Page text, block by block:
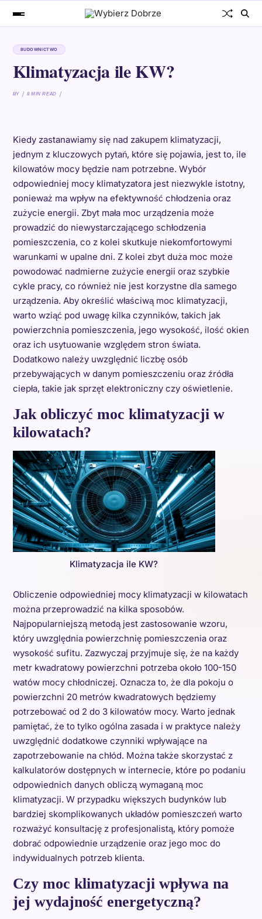
BUDOWNICTWO
Klimatyzacja ile KW?
BY 8 MIN READ
Kiedy zastanawiamy się nad zakupem klimatyzacji,
jednym z kluczowych pytań, które się pojawia, jest to, ile
kilowatów mocy będzie nam potrzebne. Wybór
odpowiedniej mocy klimatyzatora jest niezwykle istotny,
ponieważ ma wpływ na efektywność chłodzenia oraz
zużycie energii. Zbyt mała moc urządzenia może
prowadzić do niewystarczającego schłodzenia
pomieszczenia, co z kolei skutkuje niekomfortowymi
warunkami w upalne dni. Z kolei zbyt duża moc może
powodować nadmierne zużycie energii oraz szybkie
cykle pracy, co również nie jest korzystne dla samego
urządzenia. Aby określić właściwą moc klimatyzacji,
warto wziąć pod uwagę kilka czynników, takich jak
powierzchnia pomieszczenia, jego wysokość, ilość okien
oraz ich usytuowanie względem stron świata.
Dodatkowo należy uwzględnić liczbę osób
przebywających w danym pomieszczeniu oraz źródła
ciepła, takie jak sprzęt elektroniczny czy oświetlenie.
Jak obliczyć moc klimatyzacji w
kilowatach?
Klimatyzacja ile KW?
Obliczenie odpowiedniej mocy klimatyzacji w kilowatach
można przeprowadzić na kilka sposobów.
Najpopularniejszą metodą jest zastosowanie wzoru,
który uwzględnia powierzchnię pomieszczenia oraz
wysokość sufitu. Zazwyczaj przyjmuje się, że na każdy
metr kwadratowy powierzchni potrzeba około 100-150
watów mocy chłodniczej. Oznacza to, że dla pokoju o
powierzchni 20 metrów kwadratowych będziemy
potrzebować od 2 do 3 kilowatów mocy. Warto jednak
pamiętać, że to tylko ogólna zasada i w praktyce należy
uwzględnić dodatkowe czynniki wpływające na
zapotrzebowanie na chłód. Można także skorzystać z
kalkulatorów dostępnych w internecie, które po podaniu
odpowiednich danych obliczą wymaganą moc
klimatyzacji. W przypadku większych budynków lub
bardziej skomplikowanych układów pomieszczeń warto
rozważyć konsultację z profesjonalistą, który pomoże
dobrać odpowiednie urządzenie oraz jego moc do
indywidualnych potrzeb klienta.
Czy moc klimatyzacji wpływa na
jej wydajność energetyczną?